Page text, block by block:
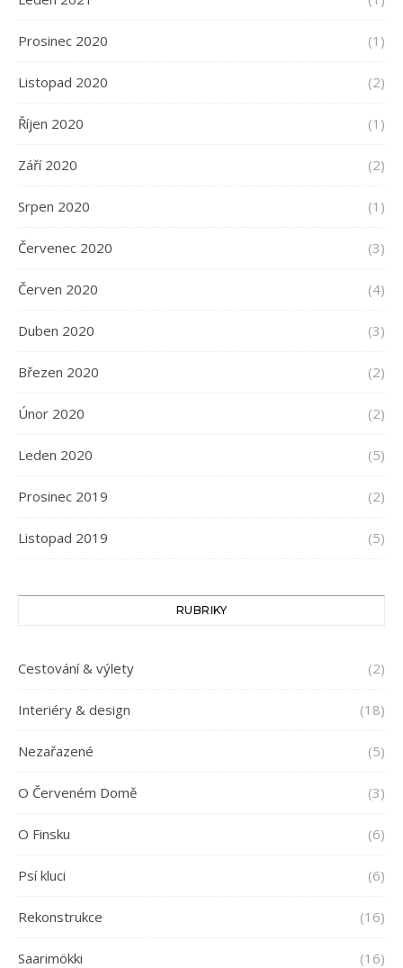
Prosinec 2020 (1)
Listopad 2020 (2)
Říjen 2020 (1)
Září 2020 (2)
Srpen 2020 (1)
Červenec 2020 (3)
Červen 2020 (4)
Duben 2020 (3)
Březen 2020 (2)
Únor 2020 (2)
Leden 2020 (5)
Prosinec 2019 (2)
Listopad 2019 (5)
RUBRIKY
Cestování & výlety (2)
Interiéry & design (18)
Nezařazené (5)
O Červeném Domě (3)
O Finsku (6)
Psí kluci (6)
Rekonstrukce (16)
Saarimökki (16)